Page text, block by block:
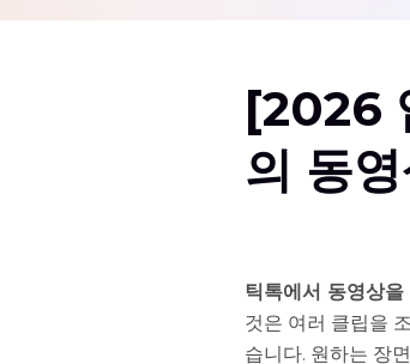
[2026
의 동
틱톡에서 동영상
것은 여러 클립을
습니다. 원하는 장